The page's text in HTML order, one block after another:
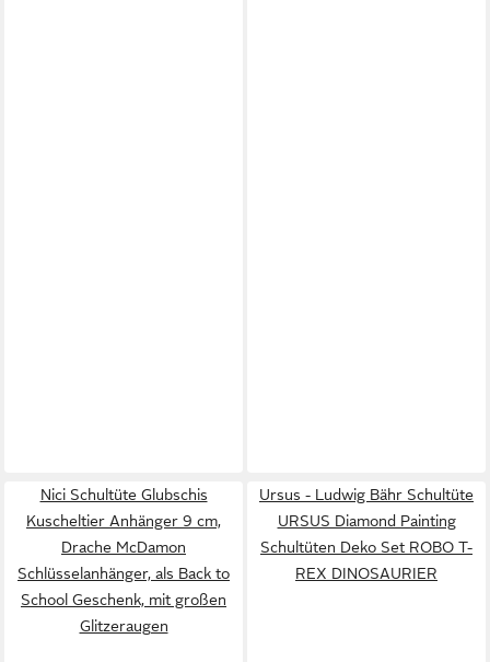
Nici Schultüte Glubschis
Kuscheltier Anhänger 9 cm,
Drache McDamon
Schlüsselanhänger, als Back to
School Geschenk, mit großen
Glitzeraugen
Ursus - Ludwig Bähr Schultüte
URSUS Diamond Painting
Schultüten Deko Set ROBO T-
REX DINOSAURIER